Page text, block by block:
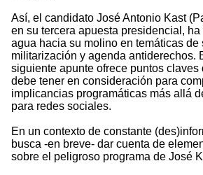
Así, el candidato José Antonio Kast
en su tercera apuesta presidencial, ha
agua hacia su molino en temáticas de
militarización y agenda antiderechos.
siguiente apunte ofrece puntos claves
debe tener en consideración para
implicancias programáticas más allá
para redes sociales.
En un contexto de constante
busca -en breve- dar cuenta de
sobre el peligroso programa de José